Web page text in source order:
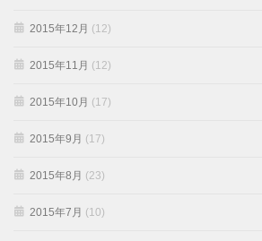
2015年12月 (12)
2015年11月 (12)
2015年10月 (17)
2015年9月 (17)
2015年8月 (23)
2015年7月 (10)